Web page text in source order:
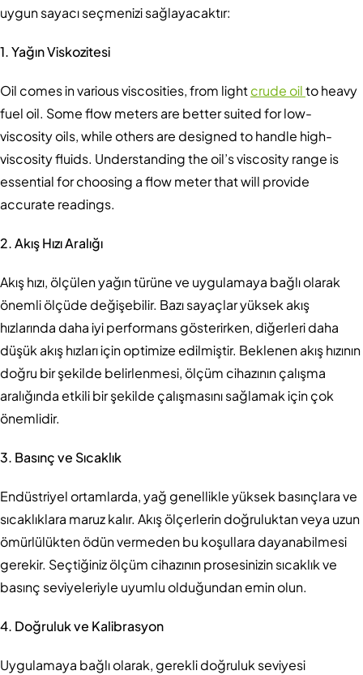
uygun sayacı seçmenizi sağlayacaktır:
1. Yağın Viskozitesi
Oil comes in various viscosities, from lightcrude oilto heavy
fuel oil. Some flow meters are better suited for low-
viscosity oils, while others are designed to handle high-
viscosity fluids. Understanding the oil’s viscosity range is
essential for choosing a flow meter that will provide
accurate readings.
2. Akış Hızı Aralığı
Akış hızı, ölçülen yağın türüne ve uygulamaya bağlı olarak
önemli ölçüde değişebilir. Bazı sayaçlar yüksek akış
hızlarında daha iyi performans gösterirken, diğerleri daha
düşük akış hızları için optimize edilmiştir. Beklenen akış hızının
doğru bir şekilde belirlenmesi, ölçüm cihazının çalışma
aralığında etkili bir şekilde çalışmasını sağlamak için çok
önemlidir.
3. Basınç ve Sıcaklık
Endüstriyel ortamlarda, yağ genellikle yüksek basınçlara ve
sıcaklıklara maruz kalır. Akış ölçerlerin doğruluktan veya uzun
ömürlülükten ödün vermeden bu koşullara dayanabilmesi
gerekir. Seçtiğiniz ölçüm cihazının prosesinizin sıcaklık ve
basınç seviyeleriyle uyumlu olduğundan emin olun.
4. Doğruluk ve Kalibrasyon
Uygulamaya bağlı olarak, gerekli doğruluk seviyesi